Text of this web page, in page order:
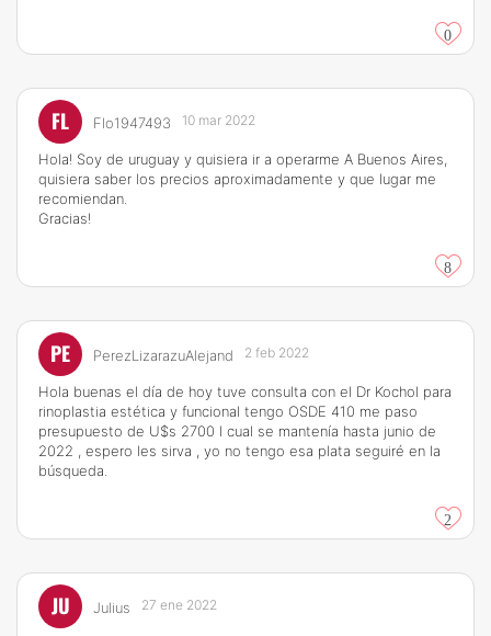
0
FL Flo1947493 10 mar 2022
Hola! Soy de uruguay y quisiera ir a operarme A Buenos Aires,
quisiera saber los precios aproximadamente y que lugar me
recomiendan.
Gracias!
8
PE PerezLizarazuAlejand 2 feb 2022
Hola buenas el día de hoy tuve consulta con el Dr Kochol para
rinoplastia estética y funcional tengo OSDE 410 me paso
presupuesto de U$s 2700 l cual se mantenía hasta junio de
2022 , espero les sirva , yo no tengo esa plata seguiré en la
búsqueda.
2
JU Julius 27 ene 2022